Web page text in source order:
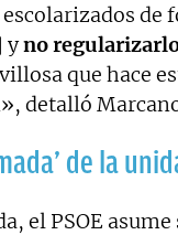
de
yno
que hace
detalló
de la
el PSOE